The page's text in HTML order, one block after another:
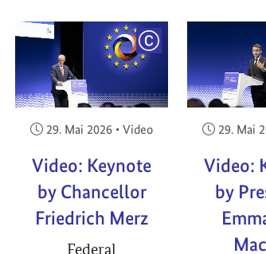
COPYRIGHT
Veröffentlicht am:
29. Mai 2026 • Video
Video: Keynote
by Chancellor
Friedrich Merz
Federal
29. Mai
Video:
by